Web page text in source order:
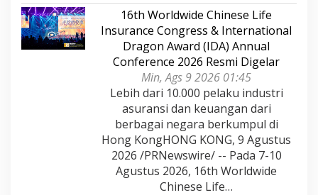
16th Worldwide Chinese Life
Insurance Congress & International
Dragon Award (IDA) Annual
Conference 2026 Resmi Digelar
Min, Ags 9 2026 01:45
Lebih dari 10.000 pelaku industri
asuransi dan keuangan dari
berbagai negara berkumpul di
Hong KongHONG KONG, 9 Agustus
2026 /PRNewswire/ -- Pada 7-10
Agustus 2026, 16th Worldwide
Chinese Life…